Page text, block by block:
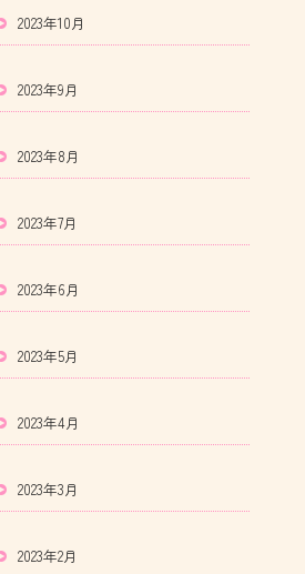
2023年10月
2023年9月
2023年8月
2023年7月
2023年6月
2023年5月
2023年4月
2023年3月
2023年2月